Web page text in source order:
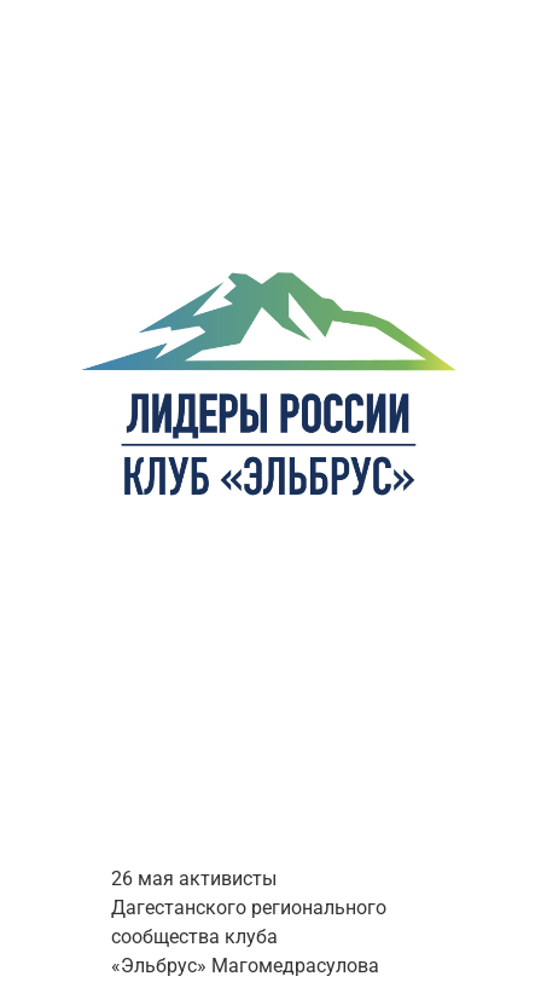
26 мая активисты
Дагестанского регионального
сообщества клуба
«Эльбрус» Магомедрасулова